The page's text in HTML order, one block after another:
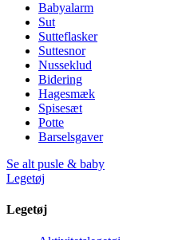
Babyalarm
Sut
Sutteflasker
Suttesnor
Nusseklud
Bidering
Hagesmæk
Spisesæt
Potte
Barselsgaver
Se alt pusle & baby
Legetøj
Legetøj